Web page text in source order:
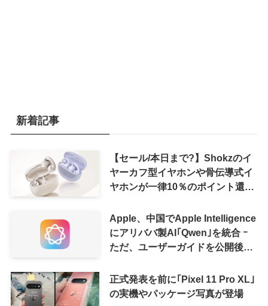
新着記事
【セール/本日まで?】Shokzのイ
ヤーカフ型イヤホンや骨伝導式イ
ヤホンが一律10％のポイント還元
Apple、中国でApple Intelligence
にアリババ製AI｢Qwen｣を統合 ｰ
ただ、ユーザーガイドを公開後に
正式発表を前に｢Pixel 11 Pro XL｣
の実機やパッケージ写真が登場